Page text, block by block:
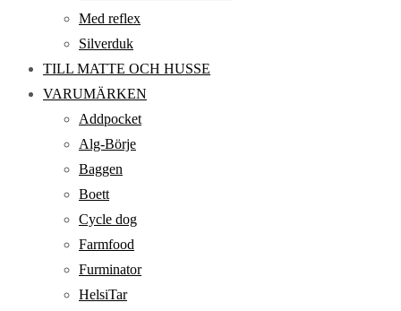
Med reflex
Silverduk
TILL MATTE OCH HUSSE
VARUMÄRKEN
Addpocket
Alg-Börje
Baggen
Boett
Cycle dog
Farmfood
Furminator
HelsiTar